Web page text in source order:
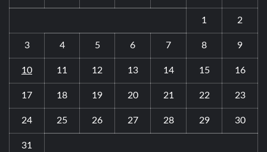
1 2
3 4 5 6 7 8 9
10 11 12 13 14 15 16
17 18 19 20 21 22 23
24 25 26 27 28 29 30
31